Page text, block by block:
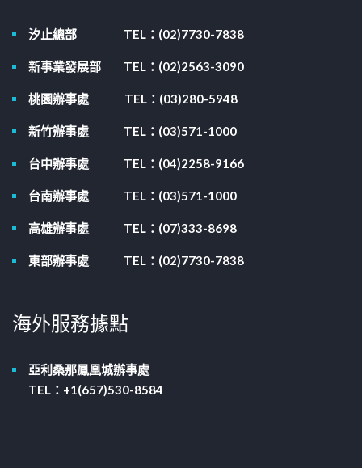
汐止總部 TEL：(02)7730-7838
新事業發展部 TEL：(02)2563-3090
桃園辦事處 TEL：(03)280-5948
新竹辦事處 TEL：(03)571-1000
台中辦事處 TEL：(04)2258-9166
台南辦事處 TEL：(03)571-1000
高雄辦事處 TEL：(07)333-8698
東部辦事處 TEL：(02)7730-7838
海外服務據點
亞利桑那鳳凰城辦事處
TEL：+1(657)530-8584